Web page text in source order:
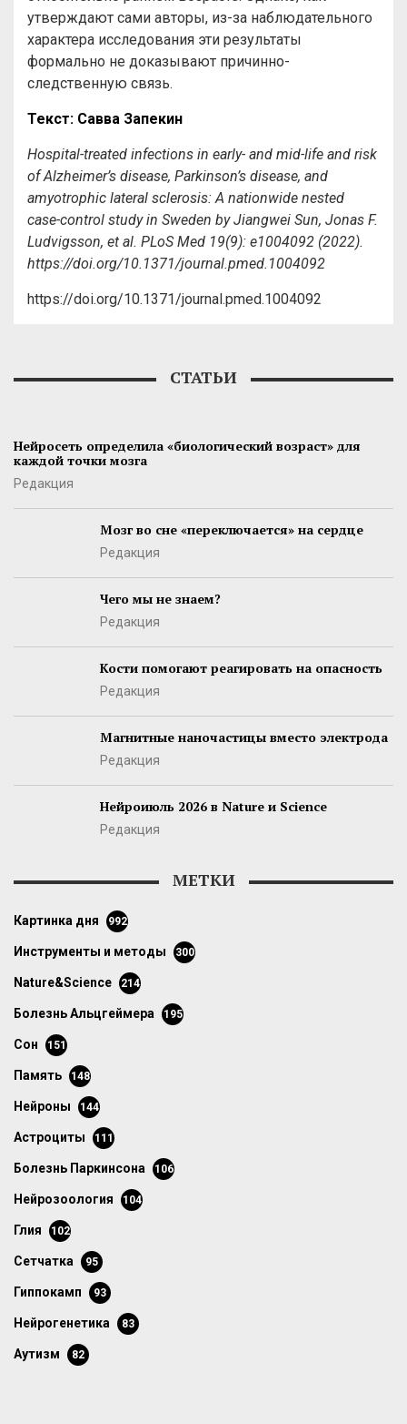
утверждают сами авторы, из-за наблюдательного
характера исследования эти результаты
формально не доказывают причинно-
следственную связь.
Текст: Савва Запекин
Hospital-treated infections in early- and mid-life and risk
of Alzheimer’s disease, Parkinson’s disease, and
amyotrophic lateral sclerosis: A nationwide nested
case-control study in Sweden by Jiangwei Sun, Jonas F.
Ludvigsson, et al. PLoS Med 19(9): e1004092 (2022).
https://doi.org/10.1371/journal.pmed.1004092
https://doi.org/10.1371/journal.pmed.1004092
СТАТЬИ
Нейросеть определила «биологический возраст» для
каждой точки мозга
Редакция
Мозг во сне «переключается» на сердце
Редакция
Чего мы не знаем?
Редакция
Кости помогают реагировать на опасность
Редакция
Магнитные наночастицы вместо электрода
Редакция
Нейроиюль 2026 в Nature и Science
Редакция
МЕТКИ
картинка дня 992
инструменты и методы 300
Nature&Science 214
болезнь Альцгеймера 195
сон 151
память 148
нейроны 144
астроциты 111
болезнь Паркинсона 106
нейрозоология 104
глия 102
сетчатка 95
гиппокамп 93
нейрогенетика 83
аутизм 82